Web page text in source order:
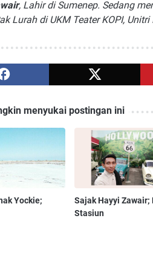
, Lahir di Sumenep. Sedang
Lurah di UKM Teater KOPI,
menyukai postingan ini
Yockie;
Sajak Hayyi Zawair;
Stasiun